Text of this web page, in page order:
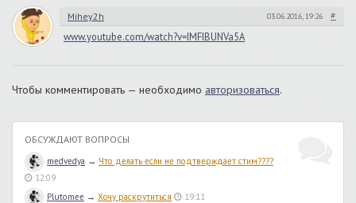
Mihey2h 03.06.2016, 19:26 #
www.youtube.com/watch?v=IMFIBUNVa5A
Чтобы комментировать — необходимо авторизоваться.
ОБСУЖДАЮТ ВОПРОСЫ
medvedya → Что делать если не подтверждает стим????
12:09
Plutomee → Хочу раскрутиться 19:11